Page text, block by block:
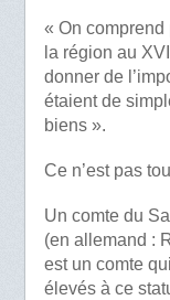
« On
la région au
donner de
étaient de
biens ».
Ce n’est pas
Un comte du
(en allemand :
est un comte
élevés à ce